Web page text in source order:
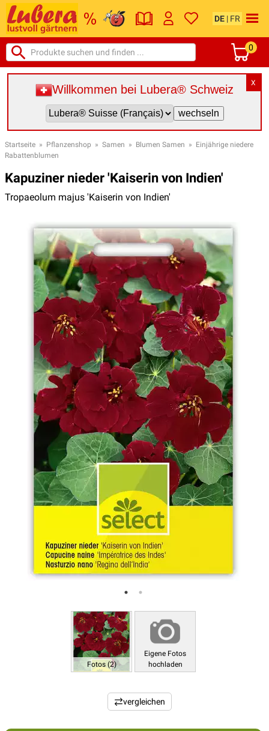
DE | FR
0
X
Willkommen bei Lubera® Schweiz
Startseite » Pflanzenshop » Samen » Blumen Samen » Einjährige niedere
Rabattenblumen
Kapuziner nieder 'Kaiserin von Indien'
Tropaeolum majus 'Kaiserin von Indien'
Fotos (2)
Eigene Fotos
hochladen
vergleichen